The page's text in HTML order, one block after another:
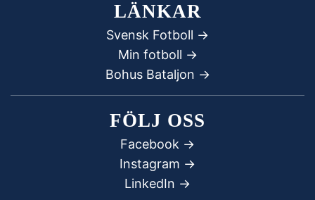
LÄNKAR
Svensk Fotboll ->
Min fotboll ->
Bohus Bataljon ->
FÖLJ OSS
Facebook ->
Instagram ->
LinkedIn ->